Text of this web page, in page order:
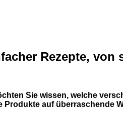
Rezepte, von
Sie wissen, welche
Produkte auf überraschende